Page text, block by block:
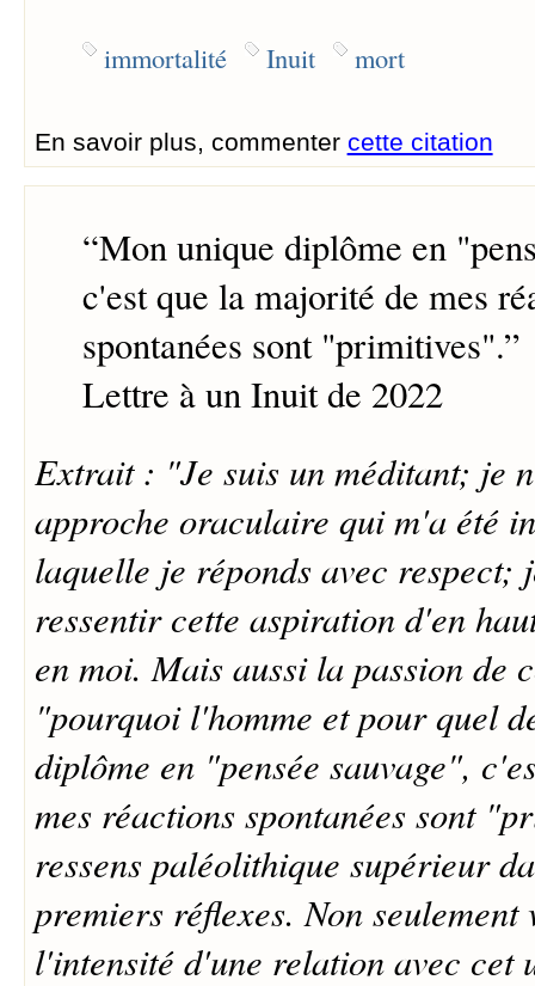
immortalité Inuit mort
En savoir plus, commenter cette citation
“Mon unique diplôme en
c'est que la majorité de mes
spontanées sont "primitives".”
Lettre à un Inuit de 2022
Extrait : "Je suis un méditant; je
approche oraculaire qui m'a été
laquelle je réponds avec respect;
ressentir cette aspiration d'en
en moi. Mais aussi la passion de
"pourquoi l'homme et pour quel
diplôme en "pensée sauvage",
mes réactions spontanées sont
ressens paléolithique supérieur
premiers réflexes. Non
l'intensité d'une relation avec cet